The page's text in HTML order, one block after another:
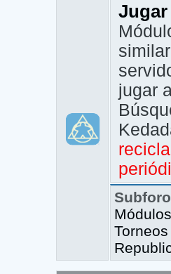
Jugar
jugar